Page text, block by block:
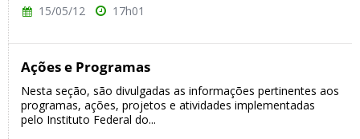
15/05/12 17h01
Ações e Programas
Nesta seção, são divulgadas as informações pertinentes aos
programas, ações, projetos e atividades implementadas
pelo Instituto Federal do...